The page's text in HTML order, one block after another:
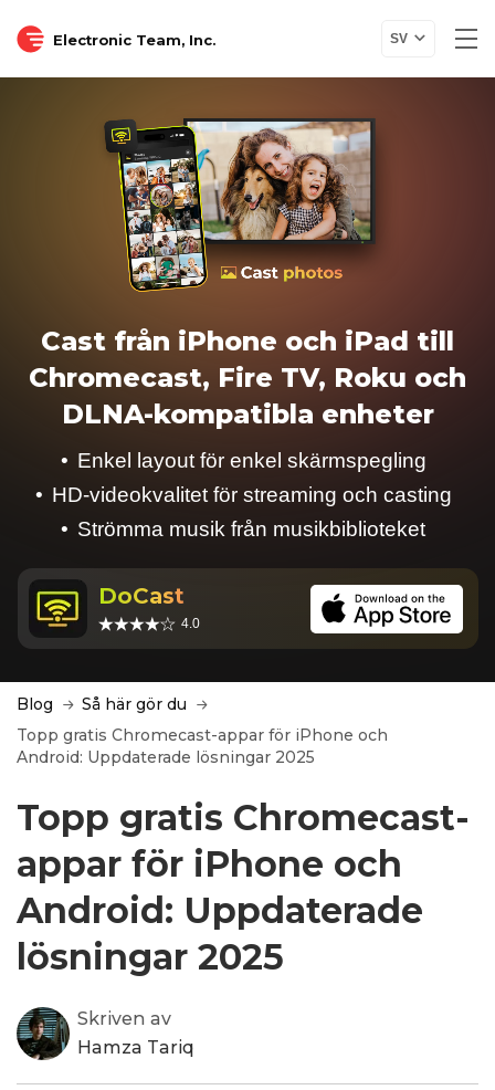
Electronic Team, Inc. SV
Cast från iPhone och iPad till
Chromecast, Fire TV, Roku och
DLNA-kompatibla enheter
Enkel layout för enkel skärmspegling
HD-videokvalitet för streaming och casting
Strömma musik från musikbiblioteket
DoCast
4.0
Blog
Så här gör du
Topp gratis Chromecast-appar för iPhone och
Android: Uppdaterade lösningar 2025
Topp gratis Chromecast-
appar för iPhone och
Android: Uppdaterade
lösningar 2025
Skriven av
Hamza Tariq